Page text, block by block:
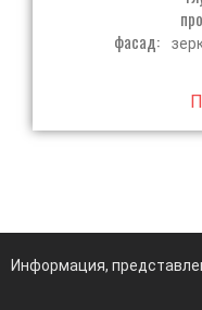
фасад:
Информация,